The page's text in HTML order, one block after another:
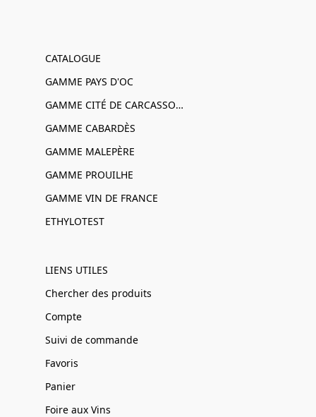
CATALOGUE
GAMME PAYS D'OC
GAMME CITÉ DE CARCASSONNE
GAMME CABARDÈS
GAMME MALEPÈRE
GAMME PROUILHE
GAMME VIN DE FRANCE
ETHYLOTEST
LIENS UTILES
Chercher des produits
Compte
Suivi de commande
Favoris
Panier
Foire aux Vins